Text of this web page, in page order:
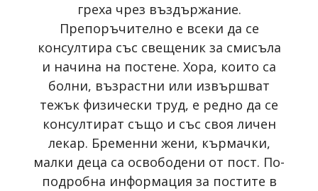
греха чрез въздържание.
Препоръчително е всеки да се
консултира със свещеник за смисъла
и начина на постене. Хора, които са
болни, възрастни или извършват
тежък физически труд, е редно да се
консултират също и със своя личен
лекар. Бременни жени, кърмачки,
малки деца са освободени от пост. По-
подробна информация за постите в